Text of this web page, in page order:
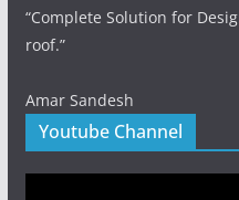
“Complete Solution for
roof.”
Amar Sandesh
Youtube Channel